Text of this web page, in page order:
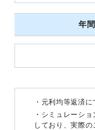
年
・元利均等返済に
・シミュレーシ
しており、実際の